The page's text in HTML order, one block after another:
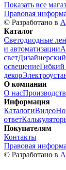
Показать все
Правовая
© Разработано в
Каталог
Светодиодные
и автоматизации
свет
освещениеГибкий
декор
О компании
О нас
Информация
КаталогиВидео
ответ
Покупателям
Контакты
Правовая
© Разработано в